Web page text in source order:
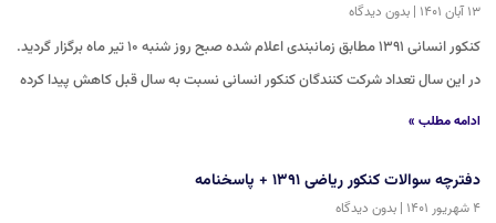
۱۳ آبان ۱۴۰۱ بدون دیدگاه
کنکور انسانی ۱۳۹۱ مطابق زمانبندی اعلام شده صبح روز شنبه ۱۰ تیر ماه برگزار گردید.
در این سال تعداد شرکت کنندگان کنکور انسانی نسبت به سال قبل کاهش پیدا کرده
ادامه مطلب »
دفترچه سوالات کنکور ریاضی ۱۳۹۱ + پاسخنامه
۴ شهریور ۱۴۰۱ بدون دیدگاه